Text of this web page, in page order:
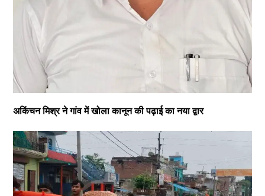
अकिंचन मिश्र ने गांव में खोला कानून की पढ़ाई का नया द्वार